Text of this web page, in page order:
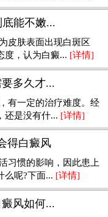
能不嫩...
皮肤表面出现白斑区
度，认为白癜... [详情]
多久才...
有一定的治疗难度。经
还是没有什... [详情]
得白癜风
习惯的影响，因此患上
么呢?下面... [详情]
风如何...